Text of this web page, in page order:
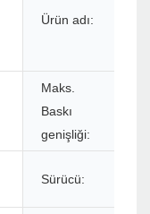
Ürün adı:
Maks.
Baskı
genişliği:
Sürücü: